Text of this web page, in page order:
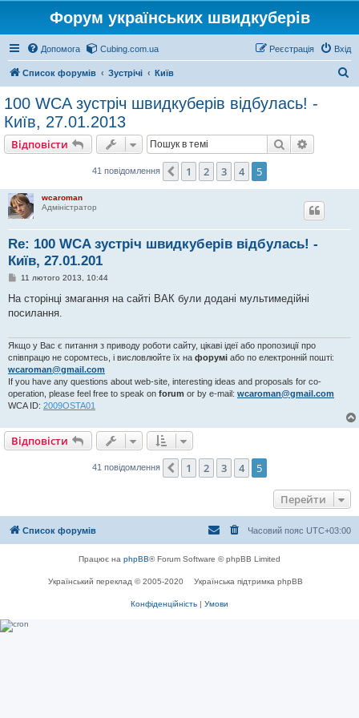
Форум українських швидкуберів
Допомога Cubing.com.ua Вхід
Реєстрація
Список форумів Зустрічі Київ
100 WCA зустріч швидкуберів відбулась! -
Київ, 27.01.2013
Відповісти Пошук
41 повідомлення Поперед.
1 2 3 4 5
wcaroman
Адміністратор
Re: 100 WCA зустріч швидкуберів відбулась! -
Київ, 27.01.201
П
в
д
л
е
н
н
я
11 лютого 2013, 10:44
На сторінці змагання на сайті ВАК були додані мультимедійні
посилання.
Якщо у Вас є питання з приводу роботи сайту, цікаві ідеї або пропозиції про
співпрацю не соромтесь, і висловлюйте їх на форумі або по електронній пошті:
wcaroman@gmail.com
If you have any questions about web-site, interesting ideas and proposals for co-
operation, please feel free to speak on forum or by e-mail: wcaroman@gmail.com
WCA ID: 2009OSTA01
Відповісти
41 повідомлення Поперед.
1 2 3 4 5
Перейти
Список форумів Часовий пояс UTC+03:00
Працює на phpBB® Forum Software © phpBB Limited
Український переклад © 2005-2020 Українська підтримка phpBB
Конфіденційність | Умови